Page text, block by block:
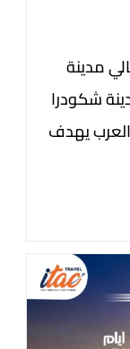
سياحي البانيا 8 ايام 7 ليالي مدينة
شكودرا
العرب يهدف